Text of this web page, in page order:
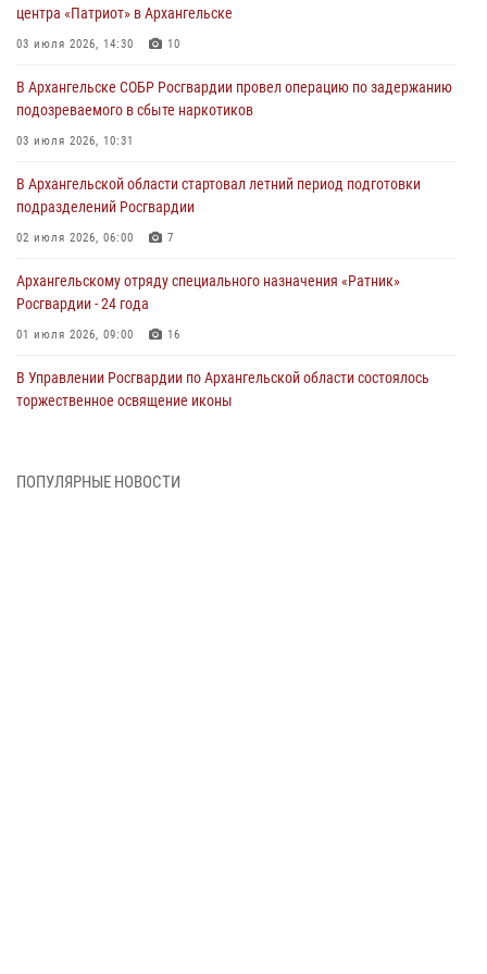
центра «Патриот» в Архангельске
03 июля 2026, 14:30 10
В Архангельске СОБР Росгвардии провел операцию по задержанию
подозреваемого в сбыте наркотиков
03 июля 2026, 10:31
В Архангельской области стартовал летний период подготовки
подразделений Росгвардии
02 июля 2026, 06:00 7
Архангельскому отряду специального назначения «Ратник»
Росгвардии - 24 года
01 июля 2026, 09:00 16
В Управлении Росгвардии по Архангельской области состоялось
торжественное освящение иконы
Военнослужащие по призыву из Архангельской области приняли
ПОПУЛЯРНЫЕ НОВОСТИ